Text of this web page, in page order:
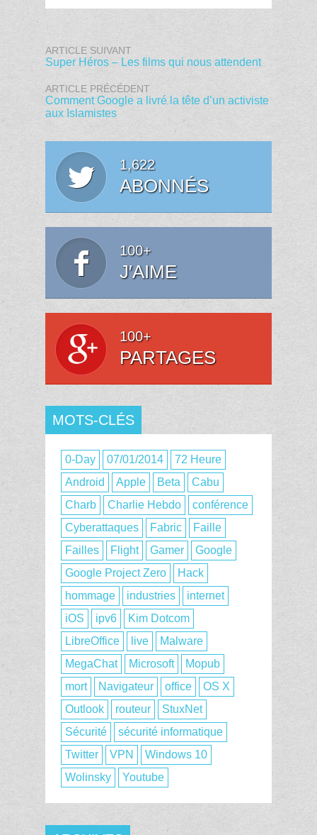
ARTICLE SUIVANT
Super Héros – Les films qui nous attendent
ARTICLE PRÉCÉDENT
Comment Google a livré la tête d’un activiste
aux Islamistes
1,622
ABONNÉS
100+
J′AIME
100+
PARTAGES
MOTS-CLÉS
0-Day 07/01/2014
72 Heure
Android
Apple Beta
Cabu
Charb
Charlie Hebdo
conférence
Cyberattaques
Fabric
Faille
Failles
Flight Gamer
Google
Google Project Zero
Hack
hommage
industries
internet
iOS
ipv6
Kim Dotcom
LibreOffice
live
Malware
MegaChat
Microsoft
Mopub
mort
Navigateur office
OS X
Outlook
routeur
StuxNet
Sécurité
sécurité informatique
Twitter
VPN
Windows 10
Wolinsky
Youtube